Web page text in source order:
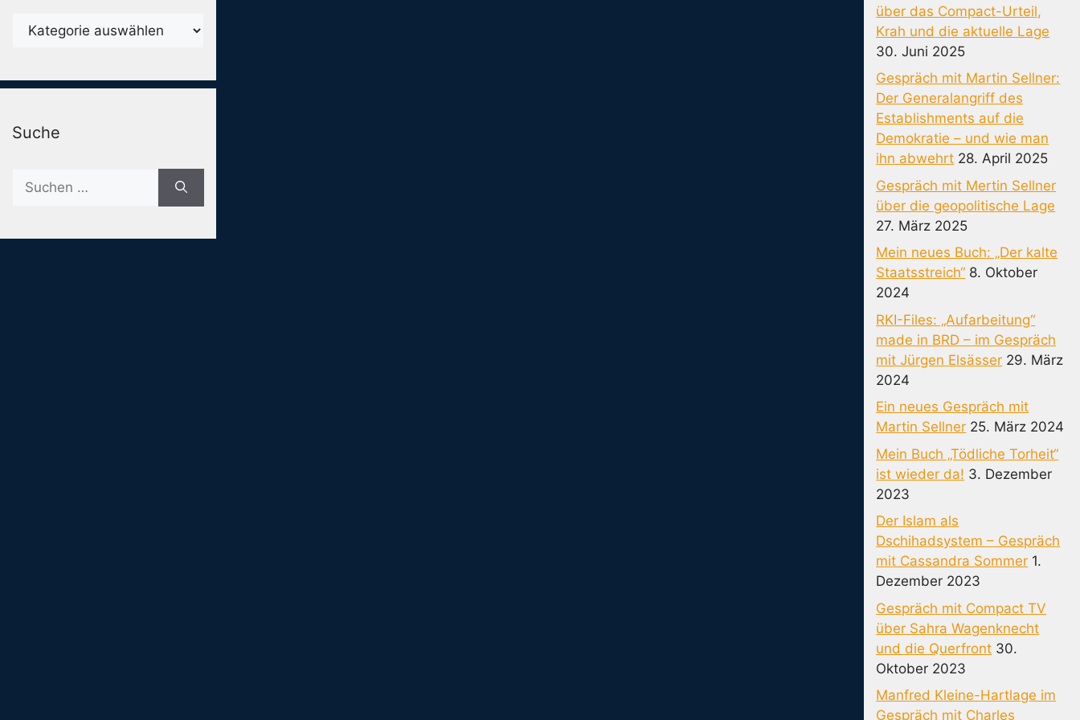
Karegorien
Suche
nach:
über das Compact-Urteil,
Krah und die aktuelle Lage
30. Juni 2025
Gespräch mit Martin Sellner:
Der Generalangriff des
Establishments auf die
Demokratie – und wie man
ihn abwehrt 28. April 2025
Gespräch mit Mertin Sellner
über die geopolitische Lage
27. März 2025
Mein neues Buch: „Der kalte
Staatsstreich“ 8. Oktober
2024
RKI-Files: „Aufarbeitung“
made in BRD – im Gespräch
mit Jürgen Elsässer 29. März
2024
Ein neues Gespräch mit
Martin Sellner 25. März 2024
Mein Buch „Tödliche Torheit“
ist wieder da! 3. Dezember
2023
Der Islam als
Dschihadsystem – Gespräch
mit Cassandra Sommer 1.
Dezember 2023
Gespräch mit Compact TV
über Sahra Wagenknecht
und die Querfront 30.
Oktober 2023
Manfred Kleine-Hartlage im
Gespräch mit Charles